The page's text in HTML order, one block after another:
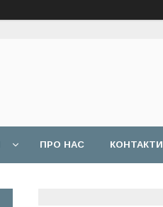
ПРО НАС КОНТАКТИ